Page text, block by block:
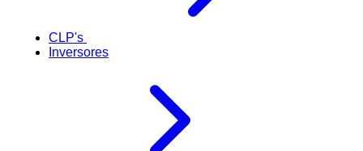
CLP's
Inversores